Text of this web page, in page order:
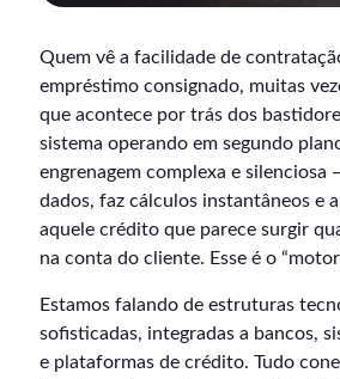
Quem vê a facilidade de
empréstimo consignado, muitas
que acontece por trás dos
sistema operando em segundo
engrenagem complexa e silenciosa
dados, faz cálculos instantâneos e
aquele crédito que parece surgir
na conta do cliente. Esse é o
Estamos falando de estruturas
sofisticadas, integradas a bancos,
e plataformas de crédito. Tudo